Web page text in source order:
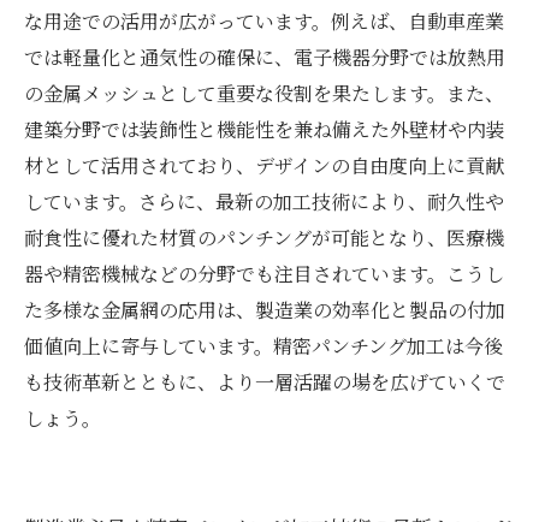
な用途での活用が広がっています。例えば、自動車産業
では軽量化と通気性の確保に、電子機器分野では放熱用
の金属メッシュとして重要な役割を果たします。また、
建築分野では装飾性と機能性を兼ね備えた外壁材や内装
材として活用されており、デザインの自由度向上に貢献
しています。さらに、最新の加工技術により、耐久性や
耐食性に優れた材質のパンチングが可能となり、医療機
器や精密機械などの分野でも注目されています。こうし
た多様な金属網の応用は、製造業の効率化と製品の付加
価値向上に寄与しています。精密パンチング加工は今後
も技術革新とともに、より一層活躍の場を広げていくで
しょう。